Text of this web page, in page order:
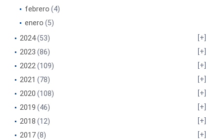
febrero (4)
enero (5)
2024(53)
2023 (86)
2022(109)
2021 (78)
2020 (108)
2019 (46)
2018 (12)
2017(8)